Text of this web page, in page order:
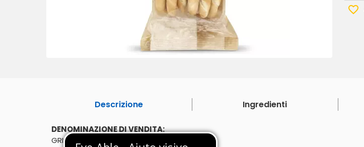
Descrizione Ingredienti
DENOMINAZIONE DI VENDITA:
GRISSINI MINI RUBATA' CLASSICO